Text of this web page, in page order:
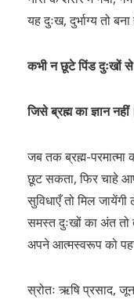
यह दुःख, दुर्भाग्य तो बना
कभी न छूटे पिंड दुःखों से
जिसे ब्रह्म का ज्ञान
जब तक ब्रह्म-परमात्मा
छूट सकता, फिर चाहे
सुविधाएँ तो मिल
समस्त दुःखों का अंत तो
अपने आत्मस्वरूप को
स्रोतः ऋषि प्रसाद,